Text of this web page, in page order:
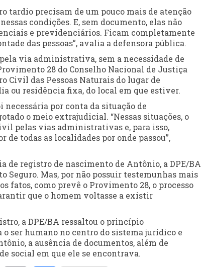
tardio precisam de um pouco mais de atenção
condições. E, sem documento, elas não
e previdenciários. Ficam completamente
das pessoas”, avalia a defensora pública.
via administrativa, sem a necessidade de
28 do Conselho Nacional de Justiça
Civil das Pessoas Naturais do lugar de
ou residência fixa, do local em que estiver.
necessária por conta da situação de
o meio extrajudicial. “Nessas situações, o
pelas vias administrativas e, para isso,
todas as localidades por onde passou”,
de registro de nascimento de Antônio, a DPE/BA
Mas, por não possuir testemunhas mais
fatos, como prevê o Provimento 28, o processo
que o homem voltasse a existir
a DPE/BA ressaltou o princípio
ser humano no centro do sistema jurídico e
a ausência de documentos, além de
social em que ele se encontrava.